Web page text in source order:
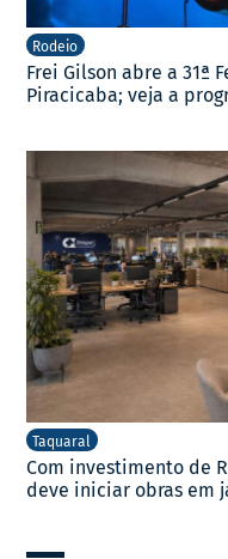
Rodeio
Frei Gilson abre a 31ª
Piracicaba; veja a
Taquaral
Com investimento de
deve iniciar obras em